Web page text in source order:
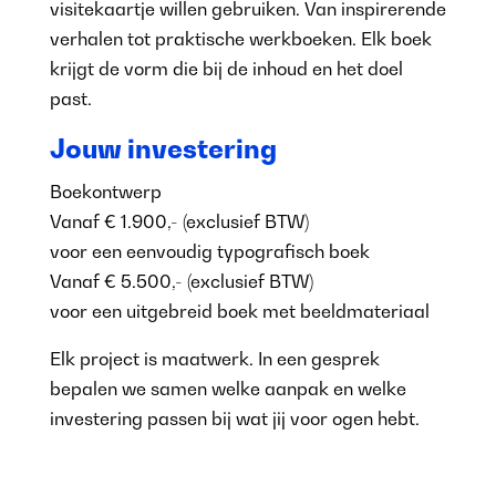
visitekaartje willen gebruiken. Van inspirerende
verhalen tot praktische werkboeken. Elk boek
krijgt de vorm die bij de inhoud en het doel
past.
Jouw investering
Boekontwerp
Vanaf € 1.900,- (exclusief BTW)
voor een eenvoudig typografisch boek
Vanaf € 5.500,- (exclusief BTW)
voor een uitgebreid boek met beeldmateriaal
Elk project is maatwerk. In een gesprek
bepalen we samen welke aanpak en welke
investering passen bij wat jij voor ogen hebt.